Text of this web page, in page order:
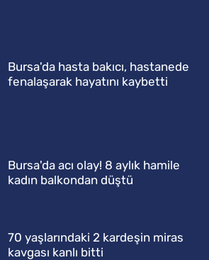
Bursa'da hasta bakıcı, hastanede
fenalaşarak hayatını kaybetti
Bursa'da acı olay! 8 aylık hamile
kadın balkondan düştü
70 yaşlarındaki 2 kardeşin miras
kavgası kanlı bitti